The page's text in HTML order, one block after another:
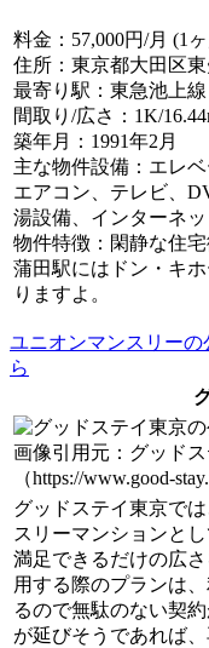
料金 ：57,000円/月 (1
住所 ：東京都大田区
最寄り駅 ：東急池上
間取り/広さ ：1K/
築年月
：1991年2月
主な物件設備 ：エレ
エアコン、テレビ、
湯設備、インターネ
物件特徴 ：閑静な住
蒲田駅にはドン・キ
りますよ。
ユニオンマンスリーの
ら
画像引用元：グッド
（https://www.good-
グッドステイ東京で
スリーマンションと
満足できるだけの広
用する際のプランは
るので無駄のない契
が延びそうであれば